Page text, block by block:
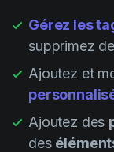
Gérez les
supprimez
Ajoutez et
Ajoutez des
des